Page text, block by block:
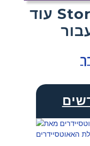
עוד Storyboard That